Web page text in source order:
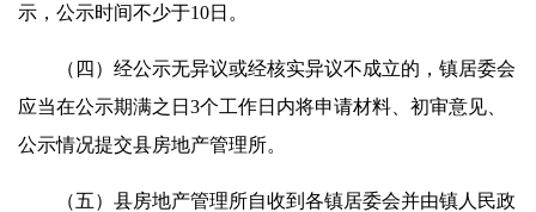
示，公示时间不少于10日。
（四）经公示无异议或经核实异议不成立的，镇居委会
应当在公示期满之日3个工作日内将申请材料、初审意见、
公示情况提交县房地产管理所。
（五）县房地产管理所自收到各镇居委会并由镇人民政